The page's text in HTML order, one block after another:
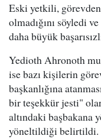
Eski yetkili,
olmadığını söyledi
daha büyük
Yedioth Ahronoth
ise bazı kişilerin
başkanlığına
bir teşekkür jesti"
altındaki başbakana
yöneltildiği belirtildi.